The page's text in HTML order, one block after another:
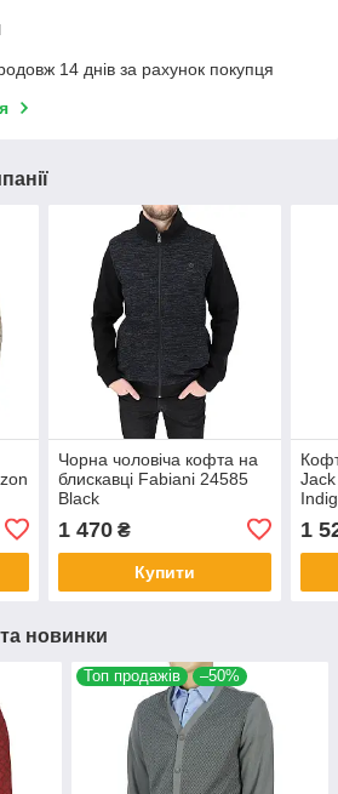
14 днів за рахунок покупця
Чорна чоловіча кофта на
блискавці Fabiani 24585
Black
1 470₴
Купити
1
та новинки
Топ продажів –50%